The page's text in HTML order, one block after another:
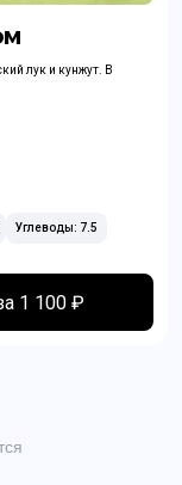
лук и кунжут. В
Углеводы: 7.5
1 100 ₽